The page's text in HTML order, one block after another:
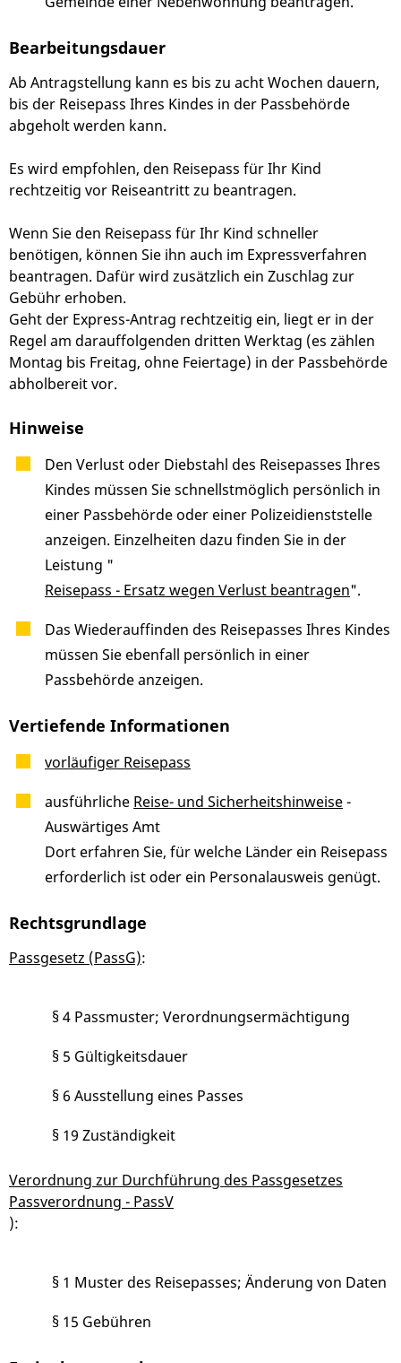
Bearbeitungsdauer
Ab Antragstellung kann es bis zu acht Wochen dauern,
bis der Reisepass Ihres Kindes in der Passbehörde
abgeholt werden kann.
Es wird empfohlen, den Reisepass für Ihr Kind
rechtzeitig vor Reiseantritt zu beantragen.
Wenn Sie den Reisepass für Ihr Kind schneller
benötigen, können Sie ihn auch im Expressverfahren
beantragen. Dafür wird zusätzlich ein Zuschlag zur
Gebühr erhoben.
Geht der Express-Antrag rechtzeitig ein, liegt er in der
Regel am darauffolgenden dritten Werktag (es zählen
Montag bis Freitag, ohne Feiertage) in der Passbehörde
abholbereit vor.
Hinweise
Den Verlust oder Diebstahl des Reisepasses Ihres
Kindes müssen Sie schnellstmöglich persönlich in
einer Passbehörde oder einer Polizeidienststelle
anzeigen. Einzelheiten dazu finden Sie in der
Leistung "
Reisepass - Ersatz wegen Verlust beantragen".
Das Wiederauffinden des Reisepasses Ihres Kindes
müssen Sie ebenfall persönlich in einer
Passbehörde anzeigen.
Vertiefende Informationen
vorläufiger Reisepass
ausführliche Reise- und Sicherheitshinweise-
Auswärtiges Amt
Dort erfahren Sie, für welche Länder ein Reisepass
erforderlich ist oder ein Personalausweis genügt.
Rechtsgrundlage
Passgesetz (PassG):
§ 4 Passmuster; Verordnungsermächtigung
§ 5 Gültigkeitsdauer
§ 6 Ausstellung eines Passes
§ 19 Zuständigkeit
Verordnung zur Durchführung des Passgesetzes
Passverordnung - PassV
):
§ 1 Muster des Reisepasses; Änderung von Daten
§ 15 Gebühren